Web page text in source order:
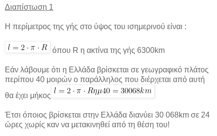
Διαπίστωση 1
Η περίμετρος της γής στο ύψος του ισημερινού είναι :
όπου R η ακτίνα της γής 6300km
Εάν λάβουμε ότι η Ελλάδα βρίσκεται σε γεωγραφικό πλάτος
περίπου 40 μοιρών ο παράλληλος που διέρχεται από αυτή
θα έχει μήκος
Έτσι όποιος βρίσκεται στην Ελλάδα διανύει 30 068km σε 24
ώρες χωρίς καν να μετακινηθεί από τη θέση του!